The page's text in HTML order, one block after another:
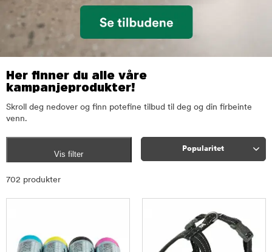
Her finner du alle våre
kampanjeprodukter!
Skroll deg nedover og finn potefine tilbud til deg og din firbeinte
venn.
Vis filter
Popularitet
702 produkter